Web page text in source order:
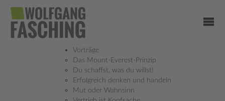
Vorträge
Das Mount-Everest-Prinzip
Du schaffst, was du willst!
Erfolgreich denken und handeln
Mut oder Wahnsinn